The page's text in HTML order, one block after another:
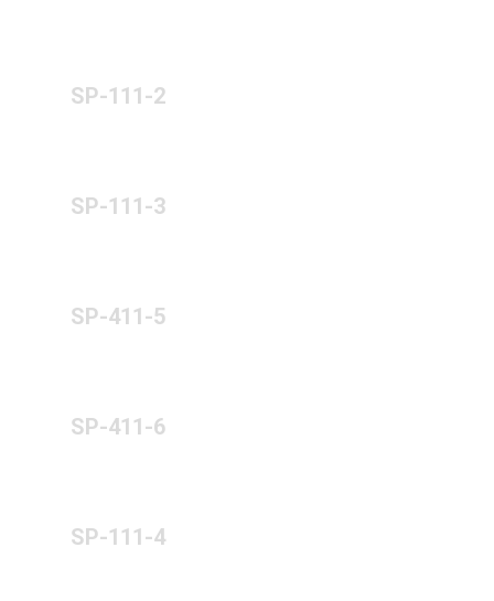
SP-111-2
SP-111-3
SP-411-5
SP-411-6
SP-111-4